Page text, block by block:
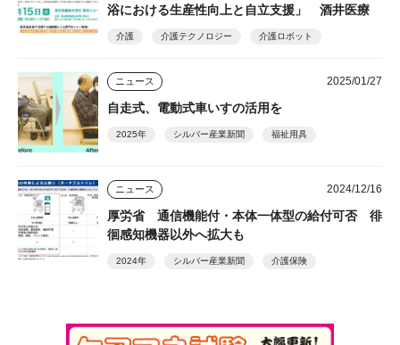
浴における生産性向上と自立支援」 酒井医療
介護 介護テクノロジー 介護ロボット
ニュース 2025/01/27
自走式、電動式車いすの活用を
2025年 シルバー産業新聞 福祉用具
ニュース 2024/12/16
厚労省 通信機能付・本体一体型の給付可否 徘
徊感知機器以外へ拡大も
2024年 シルバー産業新聞 介護保険